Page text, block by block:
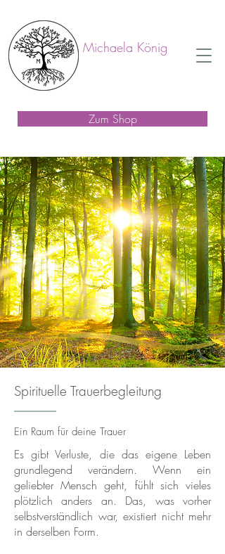
Michaela König
Zum Shop
Spirituelle Trauerbegleitung
Ein Raum für deine Trauer
Es gibt Verluste, die das eigene Leben
grundlegend verändern. Wenn ein
geliebter Mensch geht, fühlt sich vieles
plötzlich anders an. Das, was vorher
selbstverständlich war, existiert nicht mehr
in derselben Form.